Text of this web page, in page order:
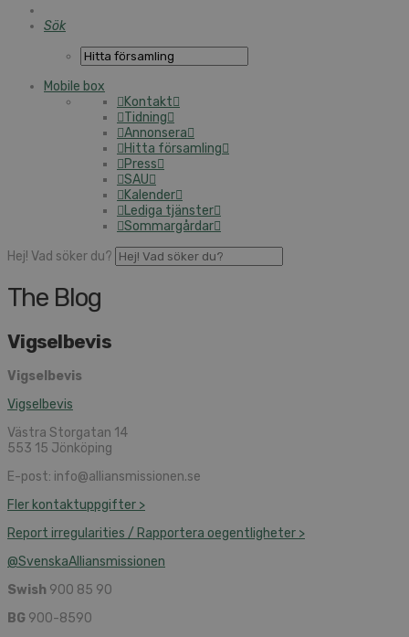
Sök
Mobile box
Kontakt
Tidning
Annonsera
Hitta församling
Press
SAU
Kalender
Lediga tjänster
Sommargårdar
Hej! Vad söker du?
The Blog
Vigselbevis
Vigselbevis
Vigselbevis
Västra Storgatan 14
553 15 Jönköping
E-post: info@alliansmissionen.se
Fler kontaktuppgifter >
Report irregularities / Rapportera oegentligheter >
@SvenskaAlliansmissionen
Swish 900 85 90
BG 900-8590